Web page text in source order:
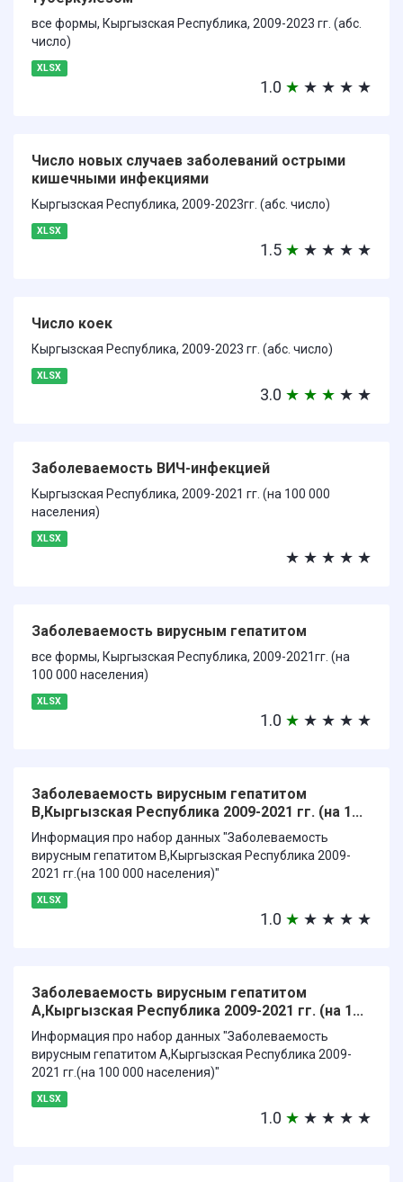
все формы, Кыргызская Республика, 2009-2023 гг. (абс.
число)
XLSX
1.0 ★ ★ ★ ★ ★
Число новых случаев заболеваний острыми
кишечными инфекциями
Кыргызская Республика, 2009-2023гг. (абс. число)
XLSX
1.5 ★ ★ ★ ★ ★
Число коек
Кыргызская Республика, 2009-2023 гг. (абс. число)
XLSX
3.0 ★ ★ ★ ★ ★
Заболеваемость ВИЧ-инфекцией
Кыргызская Республика, 2009-2021 гг. (на 100 000
населения)
XLSX
★ ★ ★ ★ ★
Заболеваемость вирусным гепатитом
все формы, Кыргызская Республика, 2009-2021гг. (на
100 000 населения)
XLSX
1.0 ★ ★ ★ ★ ★
Заболеваемость вирусным гепатитом
В,Кыргызская Республика 2009-2021 гг. (на 1...
Информация про набор данных "Заболеваемость
вирусным гепатитом В,Кыргызская Республика 2009-
2021 гг.(на 100 000 населения)"
XLSX
1.0 ★ ★ ★ ★ ★
Заболеваемость вирусным гепатитом
А,Кыргызская Республика 2009-2021 гг. (на 1...
Информация про набор данных "Заболеваемость
вирусным гепатитом А,Кыргызская Республика 2009-
2021 гг.(на 100 000 населения)"
XLSX
1.0 ★ ★ ★ ★ ★